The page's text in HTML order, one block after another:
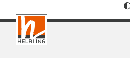
Footer
DE